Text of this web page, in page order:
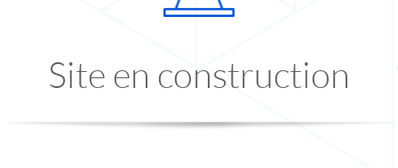
Site en construction